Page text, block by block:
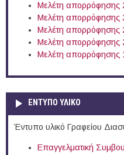
Μελέτη απορρόφησης
Μελέτη απορρόφησης
Μελέτη απορρόφησης
Μελέτη απορρόφησης
Μελέτη απορρόφησης
ΕΝΤΥΠΟ ΥΛΙΚΟ
Έντυπο υλικό Γραφείου
Επαγγελματική